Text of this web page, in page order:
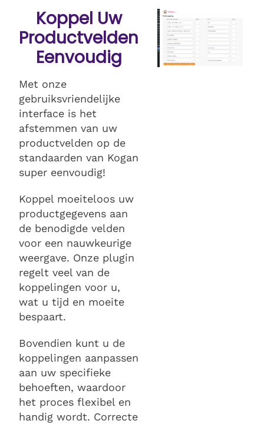
Koppel Uw
Productvelden
Eenvoudig
Met onze
gebruiksvriendelijke
interface is het
afstemmen van uw
productvelden op de
standaarden van Kogan
super eenvoudig!
Koppel moeiteloos uw
productgegevens aan
de benodigde velden
voor een nauwkeurige
weergave. Onze plugin
regelt veel van de
koppelingen voor u,
wat u tijd en moeite
bespaart.
Bovendien kunt u de
koppelingen aanpassen
aan uw specifieke
behoeften, waardoor
het proces flexibel en
handig wordt. Correcte